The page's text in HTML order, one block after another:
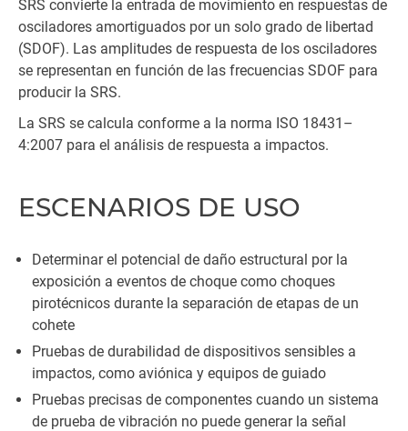
SRS convierte la entrada de movimiento en respuestas de
osciladores amortiguados por un solo grado de libertad
(SDOF). Las amplitudes de respuesta de los osciladores
se representan en función de las frecuencias SDOF para
producir la SRS.
La SRS se calcula conforme a la norma ISO 18431–
4:2007 para el análisis de respuesta a impactos.
ESCENARIOS DE USO
Determinar el potencial de daño estructural por la
exposición a eventos de choque como choques
pirotécnicos durante la separación de etapas de un
cohete
Pruebas de durabilidad de dispositivos sensibles a
impactos, como aviónica y equipos de guiado
Pruebas precisas de componentes cuando un sistema
de prueba de vibración no puede generar la señal